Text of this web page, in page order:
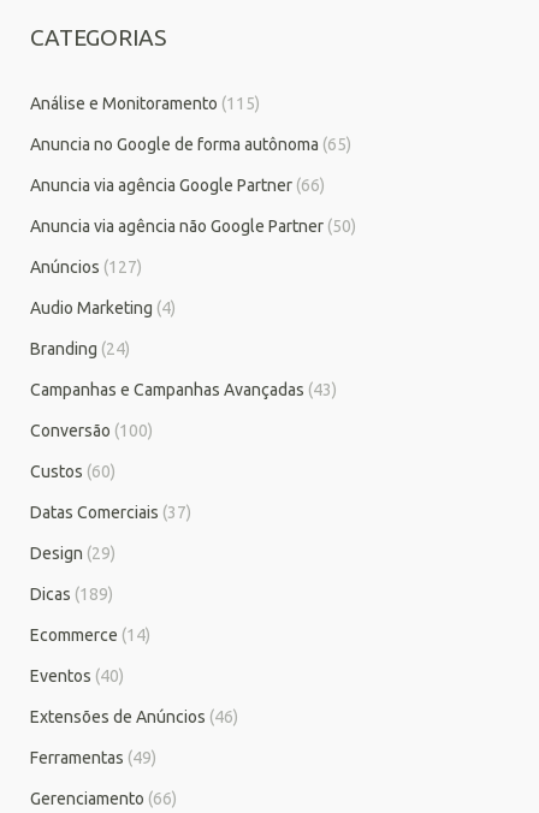
CATEGORIAS
Análise e Monitoramento (115)
Anuncia no Google de forma autônoma (65)
Anuncia via agência Google Partner (66)
Anuncia via agência não Google Partner (50)
Anúncios (127)
Audio Marketing (4)
Branding (24)
Campanhas e Campanhas Avançadas (43)
Conversão (100)
Custos (60)
Datas Comerciais (37)
Design (29)
Dicas (189)
Ecommerce (14)
Eventos (40)
Extensões de Anúncios (46)
Ferramentas (49)
Gerenciamento (66)